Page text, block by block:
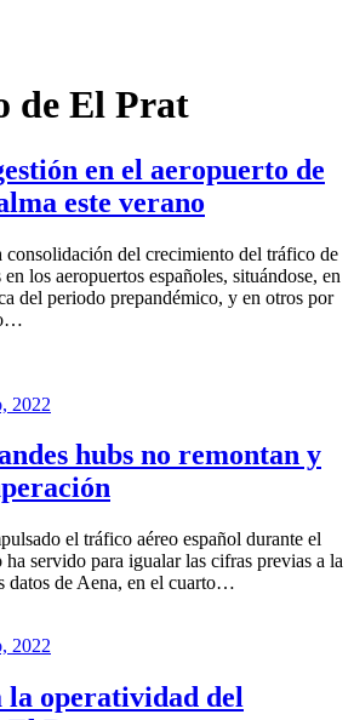
de El Prat
en el aeropuerto de
este verano
consolidación del crecimiento del tráfico de
los aeropuertos españoles, situándose, en
del periodo prepandémico, y en otros por
2022
hubs no remontan y
el tráfico aéreo español durante el
servido para igualar las cifras previas a la
datos de Aena, en el cuarto…
2022
operatividad del